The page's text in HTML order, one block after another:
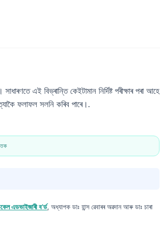
এই বিভ্ৰান্তি কেইটামান নিৰ্দিষ্ট পৰীক্ষাৰ পৰা আহে
ফলাফল সলনি কৰিব পাৰে।.
এডভাইজাৰী ব’ৰ্ড, অধ্যাপক ডাঃ হান্স ৱেবাৰৰ অৱদান আৰু ডাঃ চাৰা